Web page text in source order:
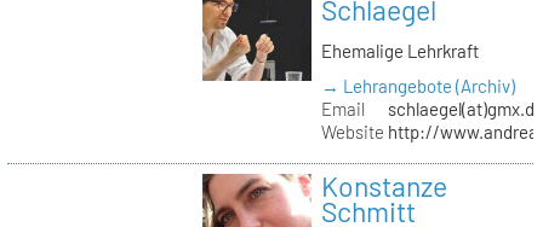
Schlaegel
Ehemalige Lehrkraft
→ Lehrangebote (Archiv)
Email
Website http://
Konstanze
Schmitt